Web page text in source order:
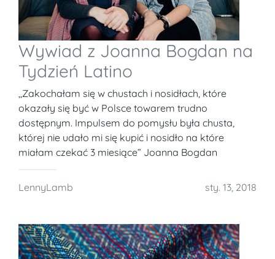
Wywiad z Joanna Bogdan na
Tydzień Latino
,,Zakochałam się w chustach i nosidłach, które
okazały się być w Polsce towarem trudno
dostępnym. Impulsem do pomysłu była chusta,
której nie udało mi się kupić i nosidło na które
miałam czekać 3 miesiące” Joanna Bogdan
LennyLamb sty. 13, 2018